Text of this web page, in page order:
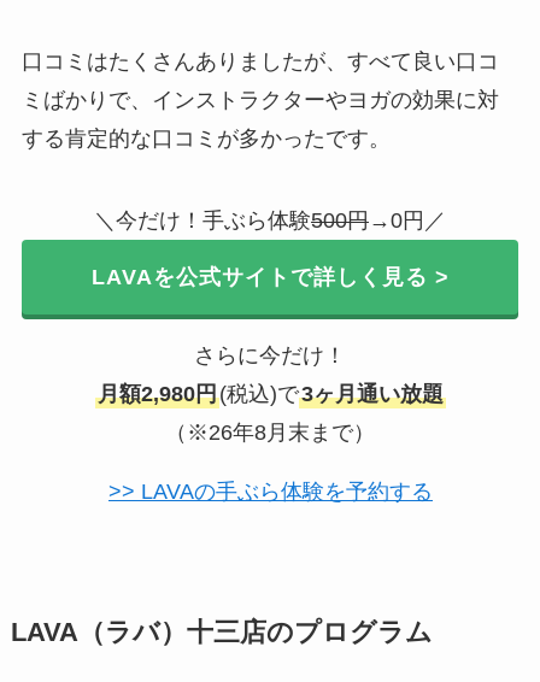
口コミはたくさんありましたが、すべて良い口コ
ミばかりで、インストラクターやヨガの効果に対
する肯定的な口コミが多かったです。
＼今だけ！手ぶら体験500円→0円／
LAVAを公式サイトで詳しく見る >
さらに今だけ！
月額2,980円(税込)で3ヶ月通い放題
（※26年8月末まで）
>> LAVAの手ぶら体験を予約する
LAVA（ラバ）十三店のプログラム